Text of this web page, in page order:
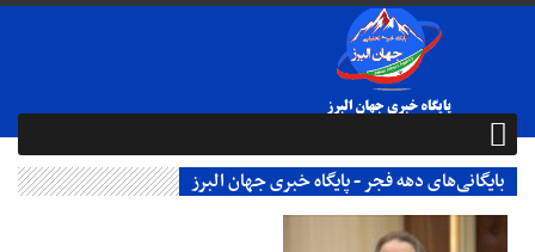
بایگانی‌های دهه فجر - پایگاه خبری جهان البرز